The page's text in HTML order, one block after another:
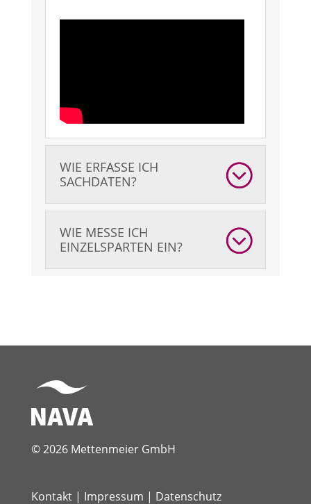
WIE ERFASSE ICH
SACHDATEN?
WIE MESSE ICH
EINZELSPARTEN EIN?
© 2026 Mettenmeier GmbH
Kontakt| Impressum | Datenschutz